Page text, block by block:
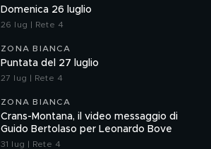
Domenica 26 luglio
26 lug | Rete 4
ZONA BIANCA
Puntata del 27 luglio
27 lug | Rete 4
ZONA BIANCA
Crans-Montana, il video messaggio di
Guido Bertolaso per Leonardo Bove
31 lug | Rete 4